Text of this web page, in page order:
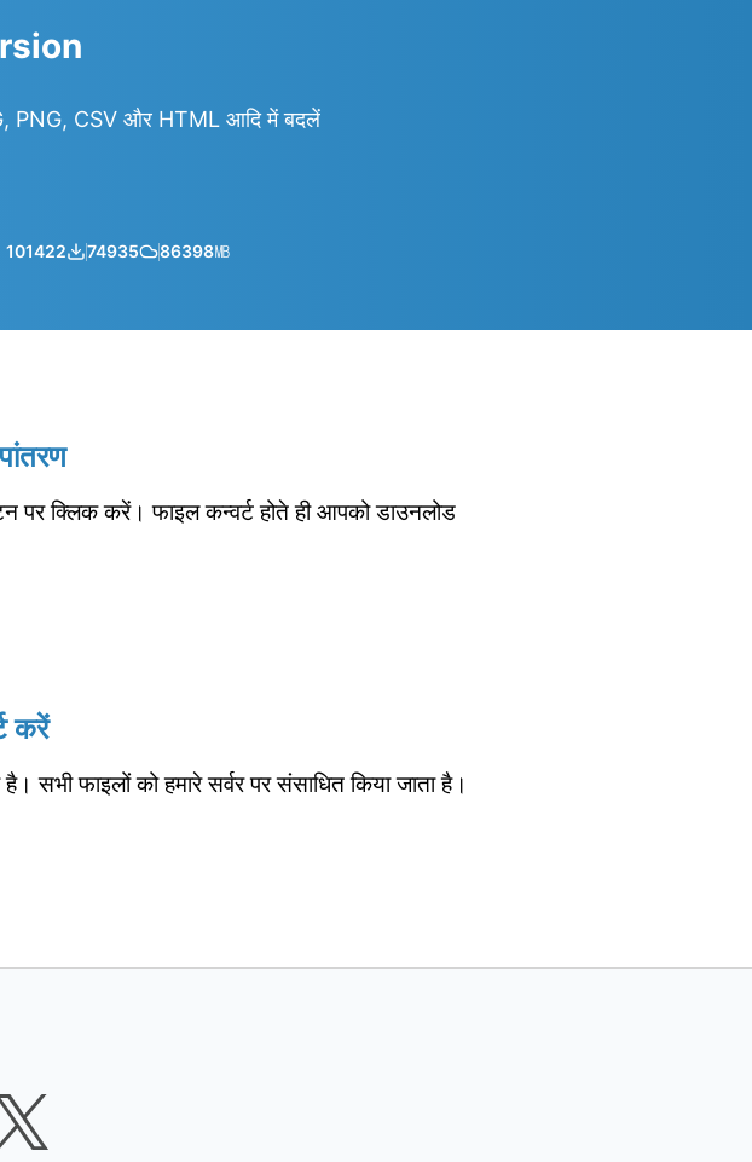
PNG, CSV और HTML आदि में बदलें
101422 74935 86398㎆︎
पर क्लिक करें। फाइल कन्वर्ट होते ही आपको डाउनलोड
करें
फाइलों को हमारे सर्वर पर संसाधित किया जाता है।